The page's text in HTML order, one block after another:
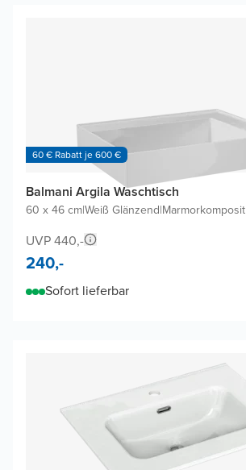
60 € Rabatt je 600 €
Balmani Argila Waschtisch
60 x 46 cm|Weiß Glänzend|Marmorkomposit
UVP 440,-
240,-
Sofort lieferbar